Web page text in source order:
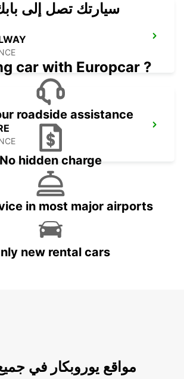
سيارتك تصل إلى
car with Europcar ?
roadside assistance
No hidden charge
in most major airports
new rental cars
مواقع يوروبكار في